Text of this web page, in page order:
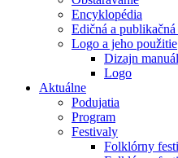
Encyklopédia
Edičná a
Logo a jeho použitie
Dizajn manuál
Logo
Aktuálne
Podujatia
Program
Festivaly
Folklórny